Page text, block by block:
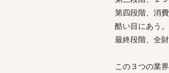
第四段階、
酷い目にあう。
最終段階、全
この３つの業